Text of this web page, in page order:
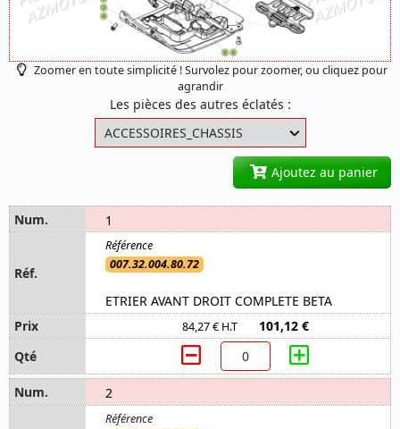
Zoomer en toute simplicité ! Survolez pour zoomer, ou cliquez pour
agrandir
Les pièces des autres éclatés :
Ajoutez au panier
1
007.32.004.80.72
ETRIER AVANT DROIT COMPLETE BETA
84,27 € H.T 101,12 €
2